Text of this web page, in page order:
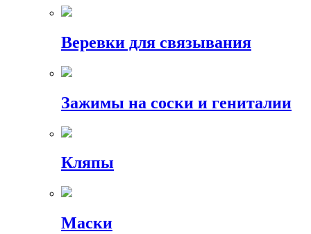
Веревки для связывания
Зажимы на соски и гениталии
Кляпы
Маски